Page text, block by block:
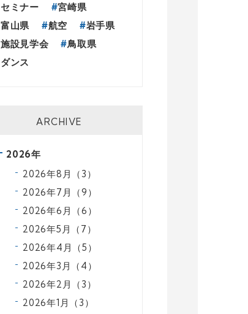
セミナー
宮崎県
富山県
航空
岩手県
施設見学会
鳥取県
ダンス
ARCHIVE
2026年
2026年8月（3）
2026年7月（9）
2026年6月（6）
2026年5月（7）
2026年4月（5）
2026年3月（4）
2026年2月（3）
2026年1月（3）